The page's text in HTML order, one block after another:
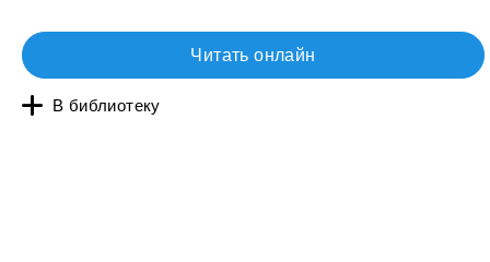
Читать онлайн
В библиотеку